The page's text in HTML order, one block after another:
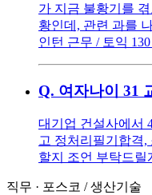
가 지금 불황기를
황인데, 관련 과를
인턴 근무 / 토익
Q. 여자나이 31
대기업 건설사에서
고 정처리필기합격
할지 조언 부탁드릴
직무 · 포스코 /생산기술